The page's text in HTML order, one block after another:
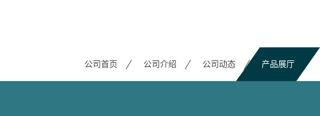
公司首页 公司介绍 公司动态 产品展厅